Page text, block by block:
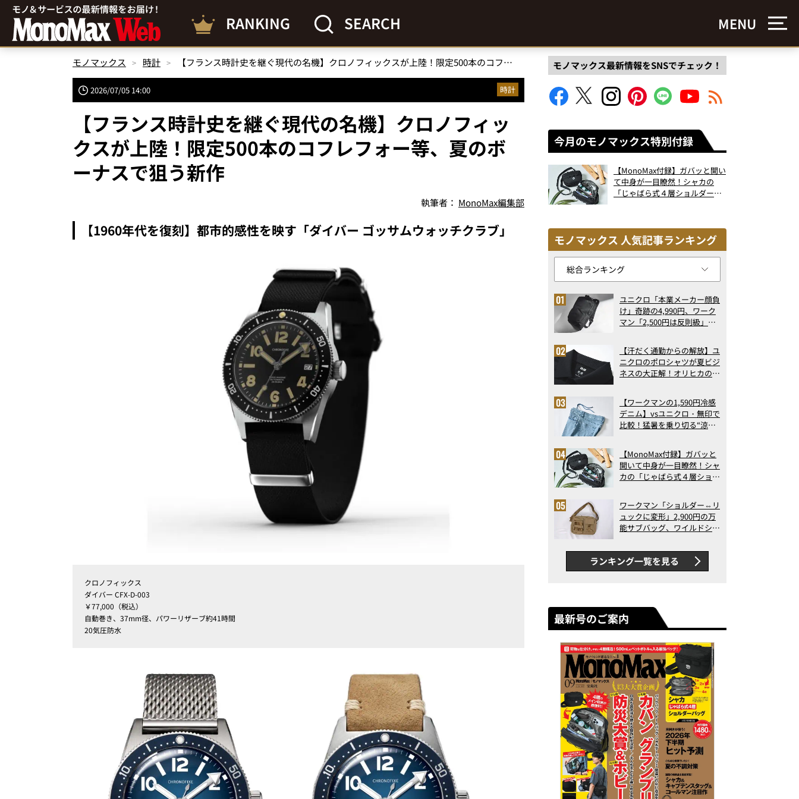
RANKING SEARCH MENU
モノマックス 時計 【フランス時計史を継ぐ現代の名機】クロノフィックスが上陸！限定500本のコフレフォー等、夏のボーナスで狙う新作
2026/07/05 14:00 時計
【フランス時計史を継ぐ現代の名機】クロノフィッ
クスが上陸！限定500本のコフレフォー等、夏のボ
ーナスで狙う新作
執筆者： MonoMax編集部
【1960年代を復刻】都市的感性を映す「ダイバー ゴッサムウォッチクラブ」
クロノフィックス
ダイバー CFX-D-003
￥77,000（税込）
自動巻き、37mm径、パワーリザーブ約41時間
20気圧防水
モノマックス最新情報をSNSでチェック！
今月のモノマックス特別付録
【MonoMax付録】ガバッと開い
て中身が一目瞭然！シャカの
「じゃばら式４層ショルダーバ
モノマックス 人気記事ランキング
ユニクロ「本業メーカー顔負
け」奇跡の4,990円、ワーク
マン「2,500円は反則級」凄
ト3】（2026年6月版）
【汗だく通勤からの解放】ユ
ニクロのポロシャツが夏ビジ
ネスの大正解！オリヒカの透
アの実力
【ワークマンの1,590円冷感
デニム】vsユニクロ・無印で
比較！猛暑を乗り切る“涼感
で決定版
【MonoMax付録】ガバッと
開いて中身が一目瞭然！シャ
カの「じゃばら式４層ショル
った！
ワークマン「ショルダー⇔リ
ュックに変形」2,900円の万
能サブバッグ、ワイルドシン
録…ほか【休日バッグの人気
記事ランキングベスト3】
（2026年6月版）
ランキング一覧を見る
最新号のご案内